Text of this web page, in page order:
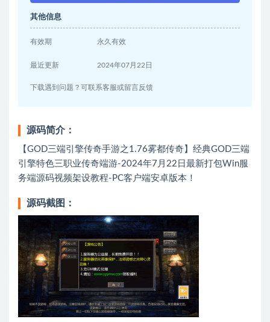
其他信息
有效期 永久有效
最近更新 2024年07月22日
下载遇到问题？可联系客服或留言反馈
源码简介：
【GOD三端引擎传奇手游之1.76雾都传奇】经典GOD三端
引擎特色三职业传奇端游-2024年7月22日最新打包Win服
务端源码视频架设教程-PC客户端安卓版本！
源码截图：